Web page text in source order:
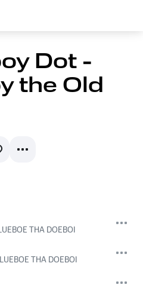
Dot -
the Old
THA DOEBOI
LUEBOE THA DOEBOI